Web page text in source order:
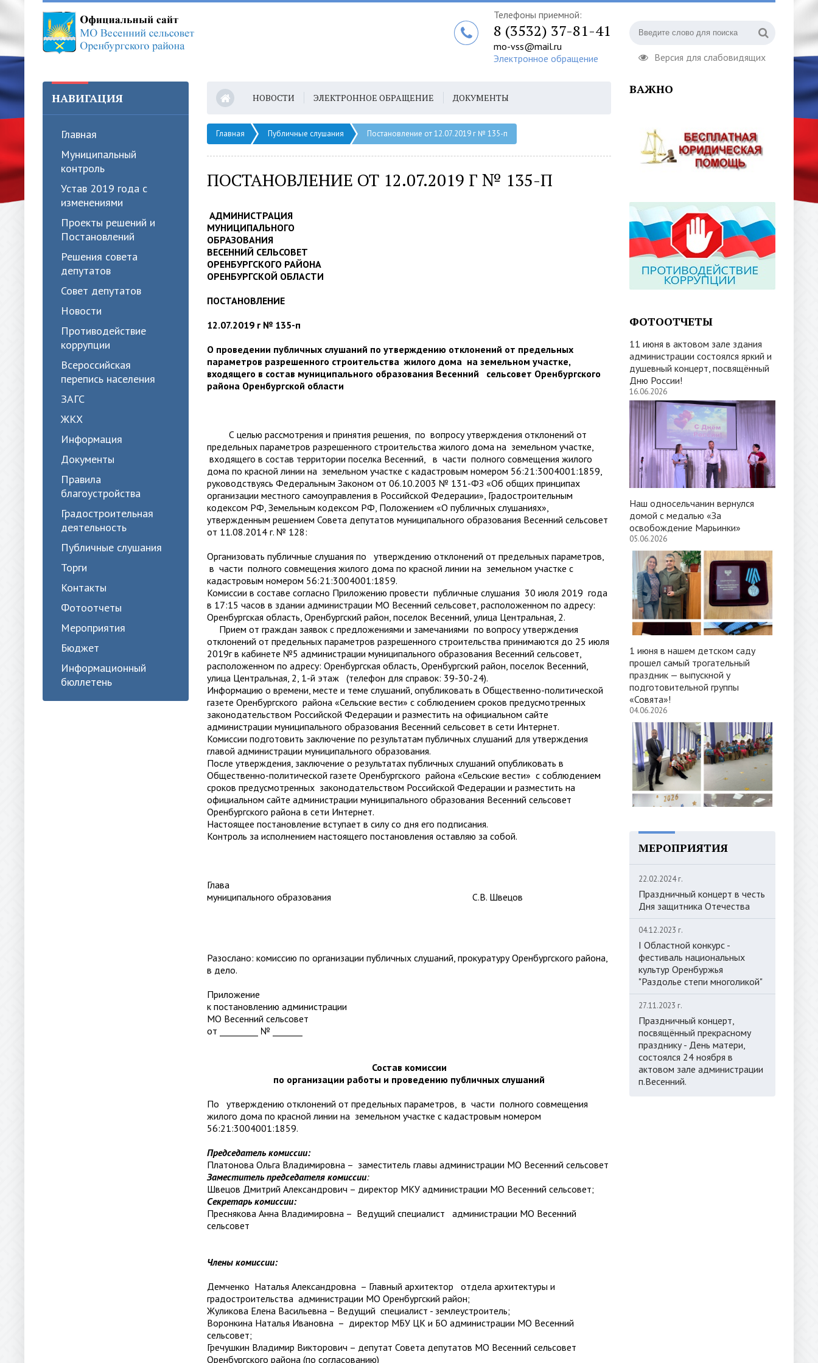
Версия для слабовидящих
Телефоны приемной:
8 (3532) 37-81-41
mo-vss@mail.ru
Электронное обращение
НАВИГАЦИЯ
Главная
Муниципальный
контроль
Устав 2019 года с
изменениями
Проекты решений и
Постановлений
Решения совета
депутатов
Совет депутатов
Новости
Противодействие
коррупции
Всероссийская
перепись населения
ЗАГС
ЖКХ
Информация
Документы
Правила
благоустройства
Градостроительная
деятельность
Публичные слушания
Торги
Контакты
Фотоотчеты
Мероприятия
Бюджет
Информационный
бюллетень
НОВОСТИ ЭЛЕКТРОННОЕ ОБРАЩЕНИЕ ДОКУМЕНТЫ
Главная Публичные слушания Постановление от 12.07.2019 г № 135-п
ПОСТАНОВЛЕНИЕ ОТ 12.07.2019 Г № 135-П
АДМИНИСТРАЦИЯ
МУНИЦИПАЛЬНОГО
ОБРАЗОВАНИЯ
ВЕСЕННИЙ СЕЛЬСОВЕТ
ОРЕНБУРГСКОГО РАЙОНА
ОРЕНБУРГСКОЙ ОБЛАСТИ
ПОСТАНОВЛЕНИЕ
12.07.2019 г № 135-п
О проведении публичных слушаний по утверждению отклонений от предельных
параметров разрешенного строительства жилого дома на земельном участке,
входящего в состав муниципального образования Весенний сельсовет Оренбургского
района Оренбургской области
С целью рассмотрения и принятия решения, по вопросу утверждения отклонений от
предельных параметров разрешенного строительства жилого дома на земельном участке,
входящего в состав территории поселка Весенний, в части полного совмещения жилого
дома по красной линии на земельном участке с кадастровым номером 56:21:3004001:1859,
руководствуясь Федеральным Законом от 06.10.2003 № 131-ФЗ «Об общих принципах
организации местного самоуправления в Российской Федерации», Градостроительным
кодексом РФ, Земельным кодексом РФ, Положением «О публичных слушаниях»,
утвержденным решением Совета депутатов муниципального образования Весенний сельсовет
от 11.08.2014 г. № 128:
Организовать публичные слушания по утверждению отклонений от предельных параметров,
в части полного совмещения жилого дома по красной линии на земельном участке с
кадастровым номером 56:21:3004001:1859.
Комиссии в составе согласно Приложению провести публичные слушания 30 июля 2019 года
в 17:15 часов в здании администрации МО Весенний сельсовет, расположенном по адресу:
Оренбургская область, Оренбургский район, поселок Весенний, улица Центральная, 2.
Прием от граждан заявок с предложениями и замечаниями по вопросу утверждения
отклонений от предельных параметров разрешенного строительства принимаются до 25 июля
2019г в кабинете №5 администрации муниципального образования Весенний сельсовет,
расположенном по адресу: Оренбургская область, Оренбургский район, поселок Весенний,
улица Центральная, 2, 1-й этаж (телефон для справок: 39-30-24).
Информацию о времени, месте и теме слушаний, опубликовать в Общественно-политической
газете Оренбургского района «Сельские вести» с соблюдением сроков предусмотренных
законодательством Российской Федерации и разместить на официальном сайте
администрации муниципального образования Весенний сельсовет в сети Интернет.
Комиссии подготовить заключение по результатам публичных слушаний для утверждения
главой администрации муниципального образования.
После утверждения, заключение о результатах публичных слушаний опубликовать в
Общественно-политической газете Оренбургского района «Сельские вести» с соблюдением
сроков предусмотренных законодательством Российской Федерации и разместить на
официальном сайте администрации муниципального образования Весенний сельсовет
Оренбургского района в сети Интернет.
Настоящее постановление вступает в силу со дня его подписания.
Контроль за исполнением настоящего постановления оставляю за собой.
Глава
муниципального образования С.В. Швецов
Разослано: комиссию по организации публичных слушаний, прокуратуру Оренбургского района,
в дело.
Приложение
к постановлению администрации
МО Весенний сельсовет
от _________ № _______
Состав комиссии
по организации работы и проведению публичных слушаний
По утверждению отклонений от предельных параметров, в части полного совмещения
жилого дома по красной линии на земельном участке с кадастровым номером
56:21:3004001:1859.
Председатель комиссии:
Платонова Ольга Владимировна – заместитель главы администрации МО Весенний сельсовет
Заместитель председателя комиссии:
Швецов Дмитрий Александрович – директор МКУ администрации МО Весенний сельсовет;
Секретарь комиссии:
Преснякова Анна Владимировна – Ведущий специалист администрации МО Весенний
сельсовет
Члены комиссии:
Демченко Наталья Александровна – Главный архитектор отдела архитектуры и
градостроительства администрации МО Оренбургский район;
Жуликова Елена Васильевна – Ведущий специалист - землеустроитель;
Воронкина Наталья Ивановна – директор МБУ ЦК и БО администрации МО Весенний
сельсовет;
Гречушкин Владимир Викторович – депутат Совета депутатов МО Весенний сельсовет
Оренбургского района (по согласованию)
ВАЖНО
ФОТООТЧЕТЫ
11 июня в актовом зале здания
администрации состоялся яркий и
душевный концерт, посвящённый
Дню России!
16.06.2026
Наш односельчанин вернулся
домой с медалью «За
освобождение Марьинки»
05.06.2026
1 июня в нашем детском саду
прошел самый трогательный
праздник — выпускной у
подготовительной группы
«Совята»!
04.06.2026
МЕРОПРИЯТИЯ
22.02.2024 г.
Праздничный концерт в честь
Дня защитника Отечества
04.12.2023 г.
I Областной конкурс -
фестиваль национальных
культур Оренбуржья
"Раздолье степи многоликой"
27.11.2023 г.
Праздничный концерт,
посвящённый прекрасному
празднику - День матери,
состоялся 24 ноября в
актовом зале администрации
п.Весенний.